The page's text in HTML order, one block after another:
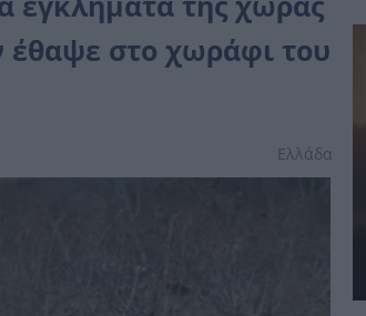
έθαψε στο χωράφι του
Ελλάδα